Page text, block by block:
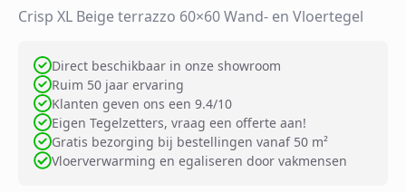
Crisp XL Beige terrazzo 60×60 Wand- en Vloertegel
Direct beschikbaar in onze showroom
Ruim 50 jaar ervaring
Klanten geven ons een 9.4/10
Eigen Tegelzetters, vraag een offerte aan!
Gratis bezorging bij bestellingen vanaf 50 m²
Vloerverwarming en egaliseren door vakmensen